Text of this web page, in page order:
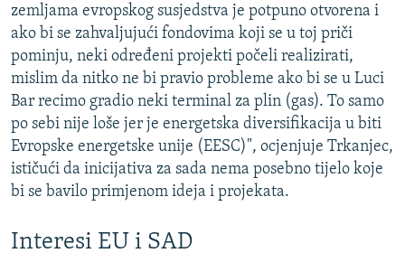
zemljama evropskog susjedstva je potpuno otvorena i
ako bi se zahvaljujući fondovima koji se u toj priči
pominju, neki određeni projekti počeli realizirati,
mislim da nitko ne bi pravio probleme ako bi se u Luci
Bar recimo gradio neki terminal za plin (gas). To samo
po sebi nije loše jer je energetska diversifikacija u biti
Evropske energetske unije (EESC)", ocjenjuje Trkanjec,
ističući da inicijativa za sada nema posebno tijelo koje
bi se bavilo primjenom ideja i projekata.
Interesi EU i SAD